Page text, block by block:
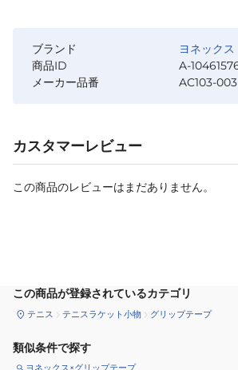
ブランド
ヨネックス
商品ID
A-
メーカー品番
AC103-003
カスタマーレビュー
この商品のレビューはまだありません。
この商品が登録されているカテゴリ
テニス テニスラケット小物 グリップテープ
類似条件で探す
ヨネックス×グリップテープ